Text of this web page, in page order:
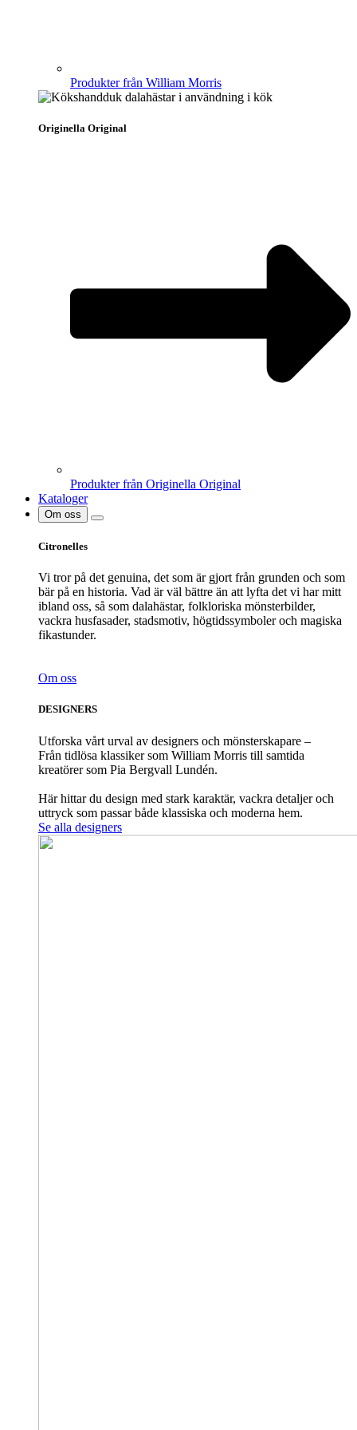
Produkter från William Morris
Originella Original
Produkter från Originella Original
Kataloger
Om oss
Citronelles
Vi tror på det genuina, det som är gjort från grunden och som
bär på en historia. Vad är väl bättre än att lyfta det vi har mitt
ibland oss, så som dalahästar, folkloriska mönsterbilder,
vackra husfasader, stadsmotiv, högtidssymboler och magiska
fikastunder.
Om oss
DESIGNERS
Utforska vårt urval av designers och mönsterskapare –
Från tidlösa klassiker som William Morris till samtida
kreatörer som Pia Bergvall Lundén.
Här hittar du design med stark karaktär, vackra detaljer och
uttryck som passar både klassiska och moderna hem.
Se alla designers